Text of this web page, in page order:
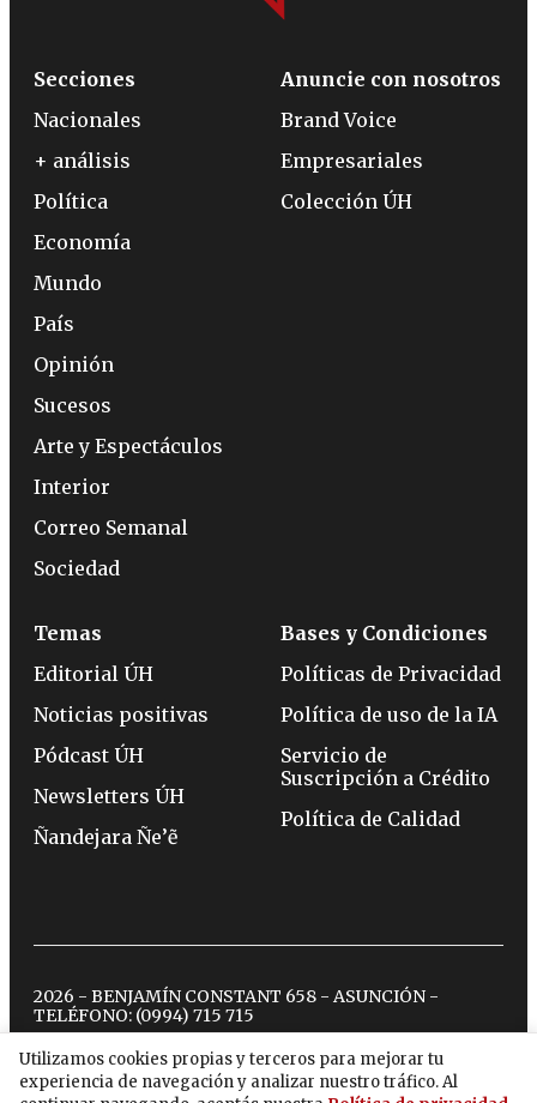
Utilizamos cookies propias y terceros para mejorar tu
experiencia de navegación y analizar nuestro tráfico. Al
Secciones
Nacionales
+ análisis
Política
Economía
Mundo
País
Opinión
Sucesos
Arte y Espectáculos
Interior
Correo Semanal
Sociedad
Anuncie con nosotros
Brand Voice
Empresariales
Colección ÚH
Temas
Editorial ÚH
Noticias positivas
Pódcast ÚH
Newsletters ÚH
Ñandejara Ñe’ẽ
Bases y Condiciones
Políticas de Privacidad
Política de uso de la IA
Servicio de
Suscripción a Crédito
Política de Calidad
2026 - BENJAMÍN CONSTANT 658 - ASUNCIÓN -
TELÉFONO: (0994) 715 715
twitterinstagram
facebook
tiktokyoutubespotify